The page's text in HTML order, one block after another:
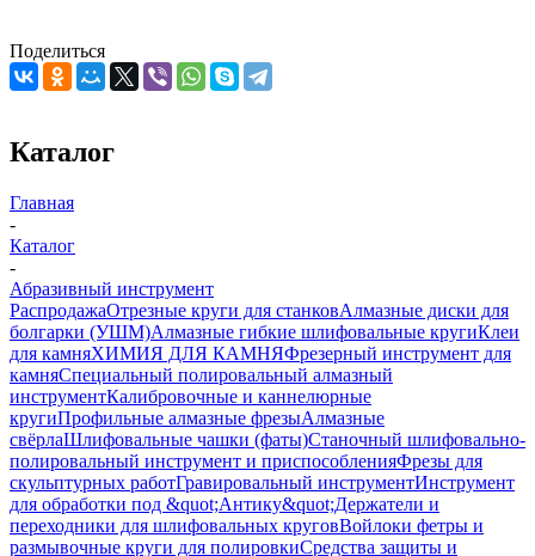
Поделиться
Каталог
Главная
-
Каталог
-
Абразивный инструмент
РаспродажаОтрезные круги для станковАлмазные диски для
болгарки (УШМ)Алмазные гибкие шлифовальные кругиКлеи
для камняХИМИЯ ДЛЯ КАМНЯФрезерный инструмент для
камняСпециальный полировальный алмазный
инструментКалибровочные и каннелюрные
кругиПрофильные алмазные фрезыАлмазные
свёрлаШлифовальные чашки (фаты)Станочный шлифовально-
полировальный инструмент и приспособленияФрезы для
скульптурных работГравировальный инструментИнструмент
для обработки под &quot;Антику&quot;Держатели и
переходники для шлифовальных круговВойлоки фетры и
размывочные круги для полировкиСредства защиты и